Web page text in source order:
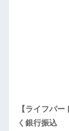
【ライフパ
く銀行振込